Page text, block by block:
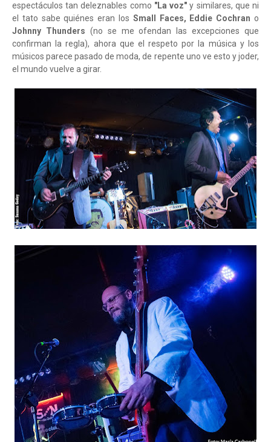
espectáculos tan deleznables como "La voz" y similares, que ni
el tato sabe quiénes eran los Small Faces, Eddie Cochrano
Johnny Thunders (no se me ofendan las excepciones que
confirman la regla), ahora que el respeto por la música y los
músicos parece pasado de moda, de repente uno ve esto y joder,
el mundo vuelve a girar.